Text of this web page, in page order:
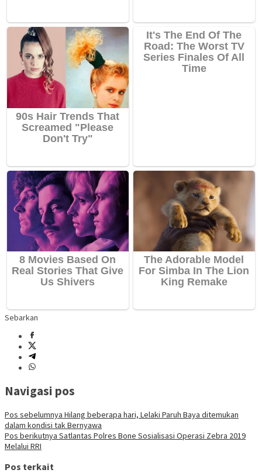
Sebarkan
Navigasi pos
Pos sebelumnya Hilang beberapa hari, Lelaki Paruh Baya ditemukan
dalam kondisi tak Bernyawa
Pos berikutnya Satlantas Polres Bone Sosialisasi Operasi Zebra 2019
Melalui RRI
Pos terkait